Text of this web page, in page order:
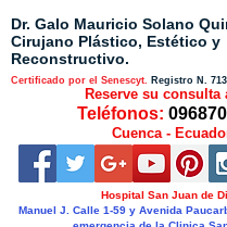
Dr. Galo Mauricio Solano
Cirujano Plástico, Estético y
Reconstructivo.
Certificado por el Senescyt. Registro N.
Reserve su consulta
Teléfonos:
Cuenca -
Hospital San Juan de
Manuel J. Calle 1-59 y Avenida